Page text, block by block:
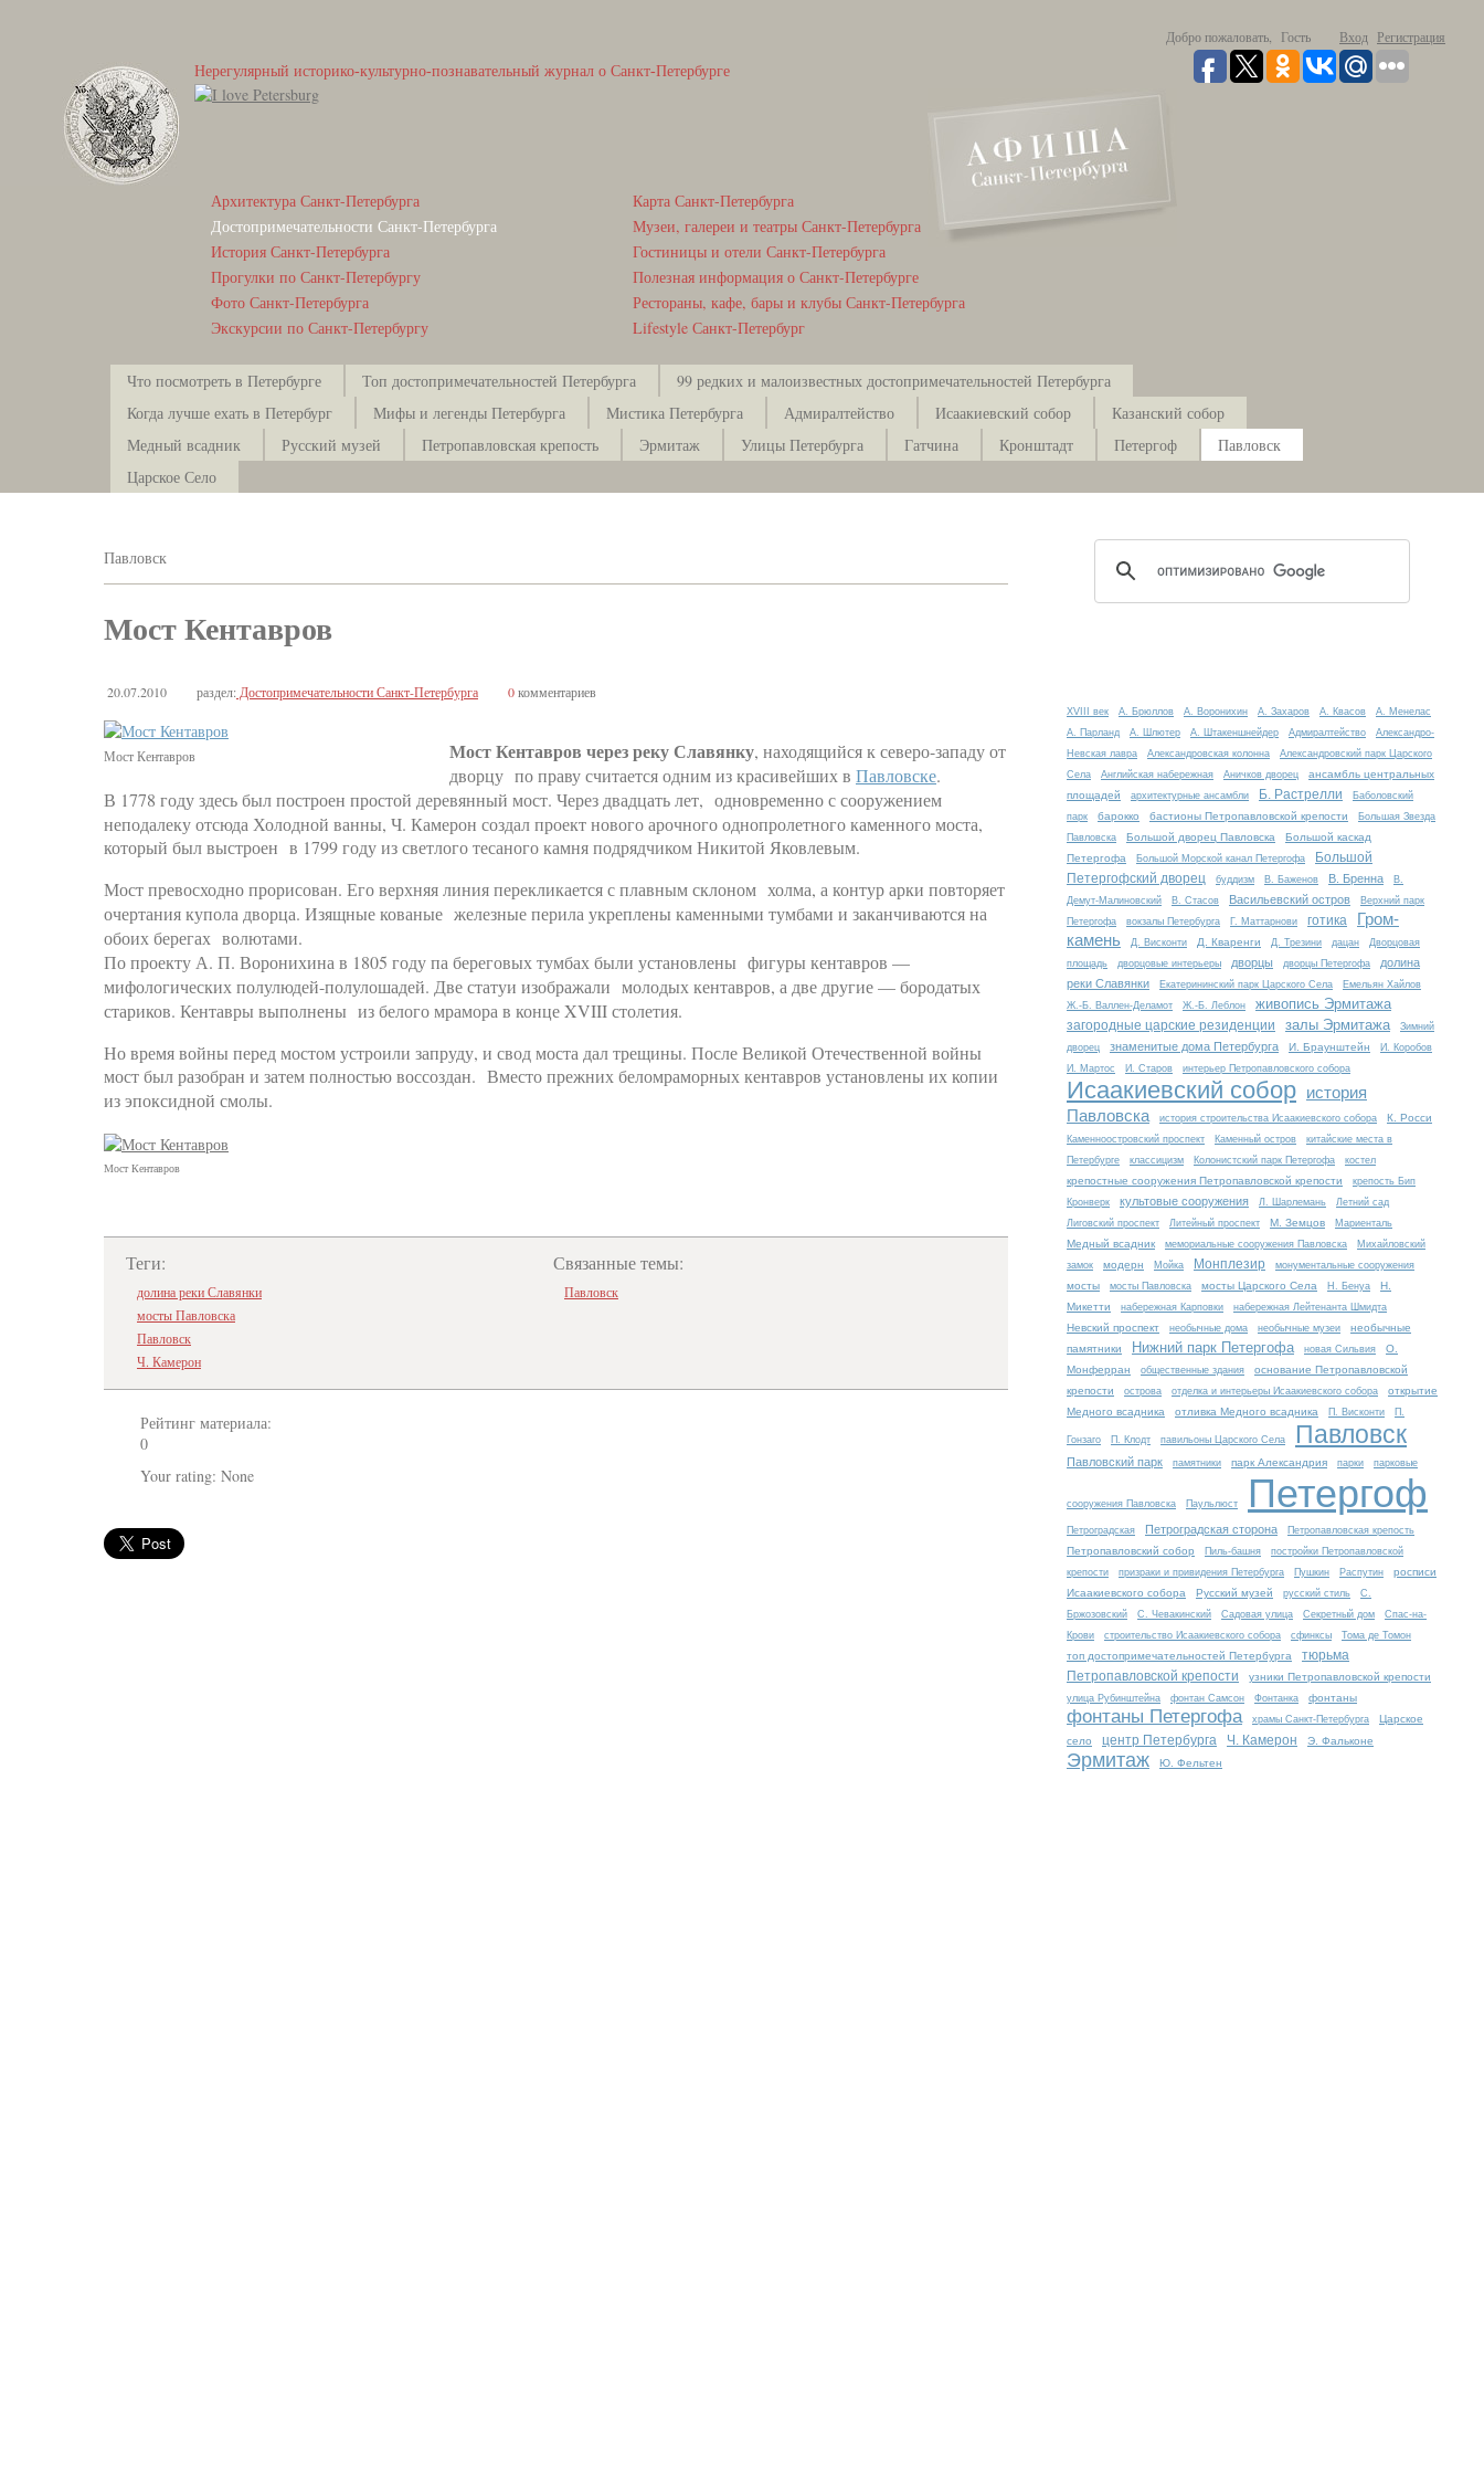
Добро пожаловать, Гость Вход Регистрация
Нерегулярный историко-культурно-познавательный журнал о Санкт-Петербурге
Архитектура Санкт-Петербурга
Достопримечательности Санкт-Петербурга
История Санкт-Петербурга
Прогулки по Санкт-Петербургу
Фото Санкт-Петербурга
Экскурсии по Санкт-Петербургу
Карта Санкт-Петербурга
Музеи, галереи и театры Санкт-Петербурга
Гостиницы и отели Санкт-Петербурга
Полезная информация о Санкт-Петербурге
Рестораны, кафе, бары и клубы Санкт-Петербурга
Lifestyle Санкт-Петербург
Что посмотреть в Петербурге Топ достопримечательностей Петербурга
99 редких и малоизвестных достопримечательностей Петербурга
Когда лучше ехать в Петербург
Мифы и легенды Петербурга Мистика Петербурга Адмиралтейство Исаакиевский собор
Казанский собор
Медный всадник
Русский музей Петропавловская крепость Эрмитаж Улицы Петербурга Гатчина Кронштадт Петергоф
Павловск
Царское Село
Павловск
Мост Кентавров
20.07.2010 раздел: Достопримечательности Санкт-Петербурга 0комментариев
Мост Кентавров Мост Кентавров через реку Славянку, находящийся к северо-западу от
дворцу по праву считается одним из красивейших в Павловске.
В 1778 году здесь был построен простой деревянный мост. Через двадцать лет, одновременно с сооружением
неподалеку отсюда Холодной ванны, Ч. Камерон создал проект нового арочного однопролетного каменного моста,
который был выстроен в 1799 году из светлого тесаного камня подрядчиком Никитой Яковлевым.
Мост превосходно прорисован. Его верхняя линия перекликается с плавным склоном холма, а контур арки повторяет
очертания купола дворца. Изящные кованые железные перила укреплены каменными тумбами и заканчиваются на
обоих берегах волютами.
По проекту А. П. Воронихина в 1805 году па береговых тумбах были установлены фигуры кентавров —
мифологических полулюдей-полулошадей. Две статуи изображали молодых кентавров, а две другие — бородатых
стариков. Кентавры выполнены из белого мрамора в конце XVIII столетия.
Но время войны перед мостом устроили запруду, и свод моста дал трещины. После Великой Отечественной войны
мост был разобран и затем полностью воссоздан. Вместо прежних беломраморных кентавров установлены их копии
из эпоксидной смолы.
Мост Кентавров
Теги:
долина реки Славянки
мосты Павловска
Павловск
Ч. Камерон
Связанные темы:
Павловск
Рейтинг материала:
0
Your rating: None
XVIII век А. Брюллов А. Воронихин А. Захаров А. Квасов
А. Менелас
А. Парланд
А. Шлютер А. Штакеншнейдер Адмиралтейство
Александро-
Невская лавра
Александровская колонна
Александровский парк Царского
Села
Английская набережная Аничков дворец
ансамбль центральных
площадей
архитектурные ансамбли Б. Растрелли
Баболовский
парк
барокко бастионы Петропавловской крепости
Большая Звезда
Павловска
Большой дворец Павловска
Большой каскад
Петергофа
Большой Морской канал Петергофа
Большой
Петергофский дворец
буддизм В. Баженов В. Бренна
В.
Демут-Малиновский
В. Стасов Васильевский остров
Верхний парк
Петергофа
вокзалы Петербурга Г. Маттарнови готика
Гром-
камень
Д. Висконти Д. Кваренги Д. Трезини дацан
Дворцовая
площадь
дворцовые интерьеры дворцы дворцы Петергофа
долина
реки Славянки
Екатерининский парк Царского Села
Емельян Хайлов
Ж.-Б. Валлен-Деламот
Ж.-Б. Леблон живопись Эрмитажа
загородные царские резиденции залы Эрмитажа
Зимний
дворец
знаменитые дома Петербурга И. Браунштейн
И. Коробов
И. Мартос
И. Старов интерьер Петропавловского собора
Исаакиевский собор история
Павловска
история строительства Исаакиевского собора К. Росси
Каменноостровский проспект Каменный остров
китайские места в
Петербурге
классицизм Колонистский парк Петергофа костел
крепостные сооружения Петропавловской крепости
крепость Бип
Кронверк
культовые сооружения Л. Шарлемань
Летний сад
Лиговский проспект
Литейный проспект М. Земцов Мариенталь
Медный всадник мемориальные сооружения Павловска
Михайловский
замок
модерн Мойка Монплезир монументальные сооружения
мосты мосты Павловска мосты Царского Села Н. Бенуа
Н.
Микетти
набережная Карповки набережная Лейтенанта Шмидта
Невский проспект необычные дома необычные музеи
необычные
памятники
Нижний парк Петергофа новая Сильвия
О.
Монферран
общественные здания
основание Петропавловской
крепости
острова отделка и интерьеры Исаакиевского собора
открытие
Медного всадника
отливка Медного всадника П. Висконти П.
Гонзаго П. Клодт павильоны Царского Села Павловск
Павловский парк памятники парк Александрия парки парковые
сооружения Павловска Паульлюст Петергоф
Петроградская Петроградская сторона Петропавловская крепость
Петропавловский собор Пиль-башня
постройки Петропавловской
крепости
призраки и привидения Петербурга Пушкин Распутин
росписи
Исаакиевского собора
Русский музей русский стиль
С.
Бржозовский
С. Чевакинский Садовая улица Секретный дом
Спас-на-
Крови
строительство Исаакиевского собора сфинксы Тома де Томон
топ достопримечательностей Петербурга
тюрьма
Петропавловской крепости
узники Петропавловской крепости
улица Рубинштейна фонтан Самсон Фонтанка фонтаны
фонтаны Петергофа храмы Санкт-Петербурга
Царское
село
центр Петербурга Ч. Камерон Э. Фальконе
Эрмитаж Ю. Фельтен